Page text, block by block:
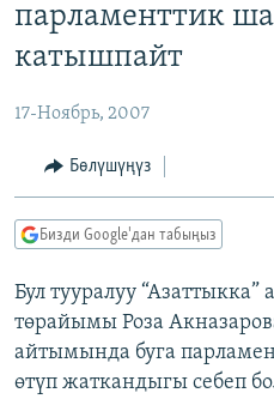
МАДАНИЯТ
УКРАИНА
ТВ ПРОГРАММАЛАР
БҮГҮН АЗАТТЫКТА
ДАНИСТЕ
ЭЖЕ-СИҢДИЛЕР
АЗАТТЫК+
ПОДКАСТ
ОНЛАЙН ШЕРИНЕ
парламенттик
катышпайт
17-Ноябрь, 2007
Бөлүшүңүз
Бизди Google'дан табыңыз
Бул тууралуу
төрайымы Роза
айтымында буга
өтүп жаткандыгы себеп